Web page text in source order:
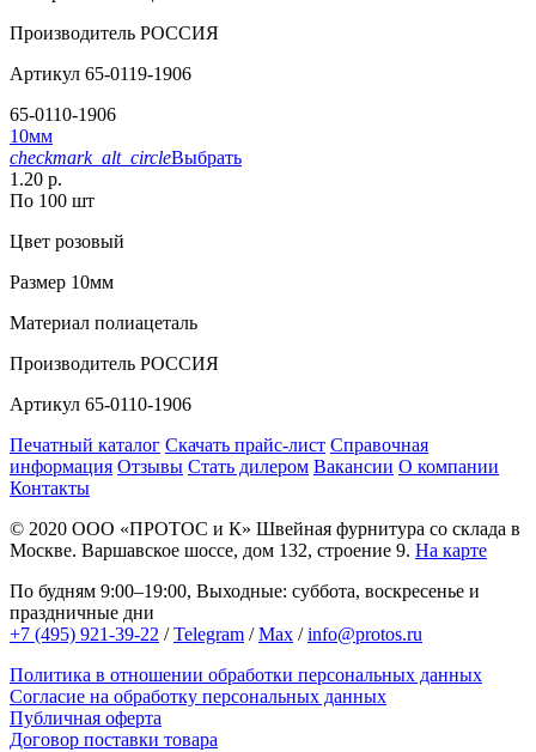
Производитель РОССИЯ
Артикул 65-0119-1906
65-0110-1906
10мм
checkmark_alt_circleВыбрать
1.20 р.
По 100 шт
Цвет розовый
Размер 10мм
Материал полиацеталь
Производитель РОССИЯ
Артикул 65-0110-1906
Печатный каталог Скачать прайс-лист Справочная
информация Отзывы Стать дилером Вакансии О компании
Контакты
© 2020 ООО «ПРОТОС и К» Швейная фурнитура со склада в
Москве. Варшавское шоссе, дом 132, строение 9. На карте
По будням 9:00–19:00, Выходные: суббота, воскресенье и
праздничные дни
+7 (495) 921-39-22 /Telegram /Max /info@protos.ru
Политика в отношении обработки персональных данных
Согласие на обработку персональных данных
Публичная оферта
Договор поставки товара